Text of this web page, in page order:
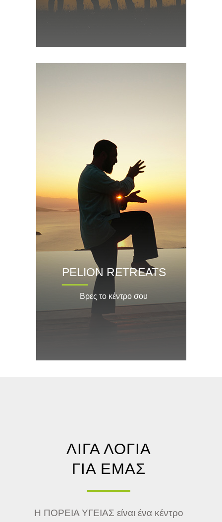
PELION RETREATS
Βρες το κέντρο σου
ΛΙΓΑ ΛΟΓΙΑ
ΓΙΑ ΕΜΑΣ
Η ΠΟΡΕΙΑ ΥΓΕΙΑΣ είναι ένα κέντρο